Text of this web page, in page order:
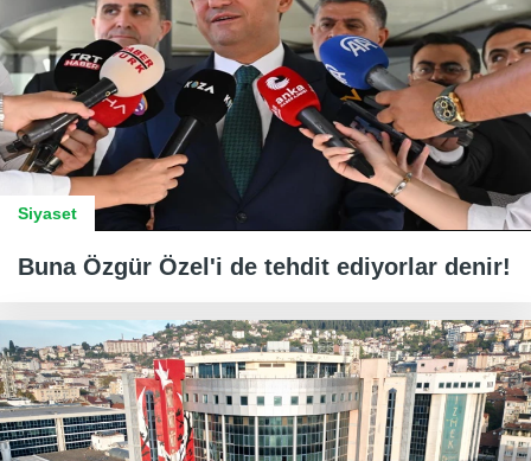
Siyaset
Buna Özgür Özel'i de tehdit ediyorlar denir!